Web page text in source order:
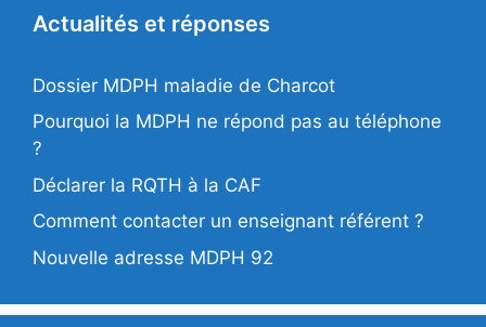
Actualités et réponses
Dossier MDPH maladie de Charcot
Pourquoi la MDPH ne répond pas au téléphone
?
Déclarer la RQTH à la CAF
Comment contacter un enseignant référent ?
Nouvelle adresse MDPH 92